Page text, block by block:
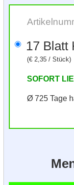
(€ 2,35 / Stück)
SOFORT
Ø 725 Tage